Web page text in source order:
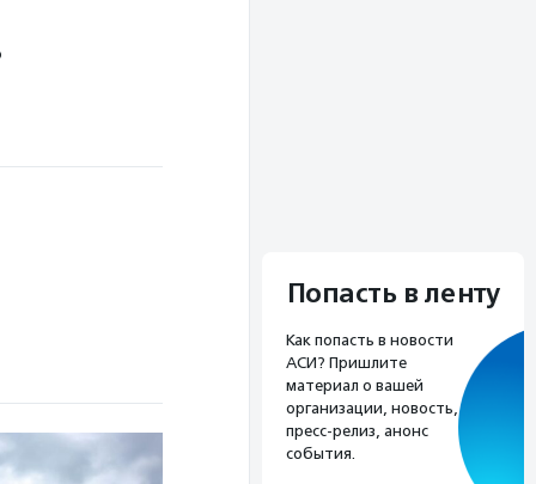
Попасть в ленту
Как попасть в новости
АСИ? Пришлите
материал о вашей
организации, новость,
пресс-релиз, анонс
события.